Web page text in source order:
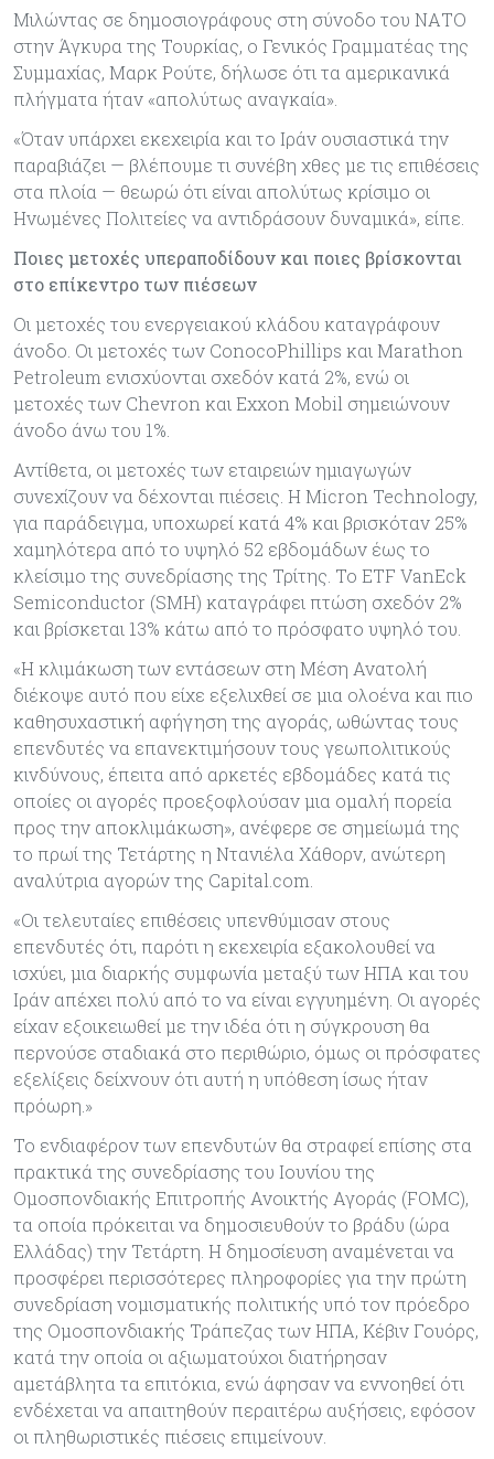
Μιλώντας σε δημοσιογράφους στη σύνοδο του ΝΑΤΟ
στην Άγκυρα της Τουρκίας, ο Γενικός Γραμματέας της
Συμμαχίας, Μαρκ Ρούτε, δήλωσε ότι τα αμερικανικά
πλήγματα ήταν «απολύτως αναγκαία».
«Όταν υπάρχει εκεχειρία και το Ιράν ουσιαστικά την
παραβιάζει — βλέπουμε τι συνέβη χθες με τις επιθέσεις
στα πλοία — θεωρώ ότι είναι απολύτως κρίσιμο οι
Ηνωμένες Πολιτείες να αντιδράσουν δυναμικά», είπε.
Ποιες μετοχές υπεραποδίδουν και ποιες βρίσκονται
στο επίκεντρο των πιέσεων
Οι μετοχές του ενεργειακού κλάδου καταγράφουν
άνοδο. Οι μετοχές των ConocoPhillips και Marathon
Petroleum ενισχύονται σχεδόν κατά 2%, ενώ οι
μετοχές των Chevron και Exxon Mobil σημειώνουν
άνοδο άνω του 1%.
Αντίθετα, οι μετοχές των εταιρειών ημιαγωγών
συνεχίζουν να δέχονται πιέσεις. Η Micron Technology,
για παράδειγμα, υποχωρεί κατά 4% και βρισκόταν 25%
χαμηλότερα από το υψηλό 52 εβδομάδων έως το
κλείσιμο της συνεδρίασης της Τρίτης. Το ETF VanEck
Semiconductor (SMH) καταγράφει πτώση σχεδόν 2%
και βρίσκεται 13% κάτω από το πρόσφατο υψηλό του.
«Η κλιμάκωση των εντάσεων στη Μέση Ανατολή
διέκοψε αυτό που είχε εξελιχθεί σε μια ολοένα και πιο
καθησυχαστική αφήγηση της αγοράς, ωθώντας τους
επενδυτές να επανεκτιμήσουν τους γεωπολιτικούς
κινδύνους, έπειτα από αρκετές εβδομάδες κατά τις
οποίες οι αγορές προεξοφλούσαν μια ομαλή πορεία
προς την αποκλιμάκωση», ανέφερε σε σημείωμά της
το πρωί της Τετάρτης η Ντανιέλα Χάθορν, ανώτερη
αναλύτρια αγορών της Capital.com.
«Οι τελευταίες επιθέσεις υπενθύμισαν στους
επενδυτές ότι, παρότι η εκεχειρία εξακολουθεί να
ισχύει, μια διαρκής συμφωνία μεταξύ των ΗΠΑ και του
Ιράν απέχει πολύ από το να είναι εγγυημένη. Οι αγορές
είχαν εξοικειωθεί με την ιδέα ότι η σύγκρουση θα
περνούσε σταδιακά στο περιθώριο, όμως οι πρόσφατες
εξελίξεις δείχνουν ότι αυτή η υπόθεση ίσως ήταν
πρόωρη.»
Το ενδιαφέρον των επενδυτών θα στραφεί επίσης στα
πρακτικά της συνεδρίασης του Ιουνίου της
Ομοσπονδιακής Επιτροπής Ανοικτής Αγοράς (FOMC),
τα οποία πρόκειται να δημοσιευθούν το βράδυ (ώρα
Ελλάδας) την Τετάρτη. Η δημοσίευση αναμένεται να
προσφέρει περισσότερες πληροφορίες για την πρώτη
συνεδρίαση νομισματικής πολιτικής υπό τον πρόεδρο
της Ομοσπονδιακής Τράπεζας των ΗΠΑ, Κέβιν Γουόρς,
κατά την οποία οι αξιωματούχοι διατήρησαν
αμετάβλητα τα επιτόκια, ενώ άφησαν να εννοηθεί ότι
ενδέχεται να απαιτηθούν περαιτέρω αυξήσεις, εφόσον
οι πληθωριστικές πιέσεις επιμείνουν.